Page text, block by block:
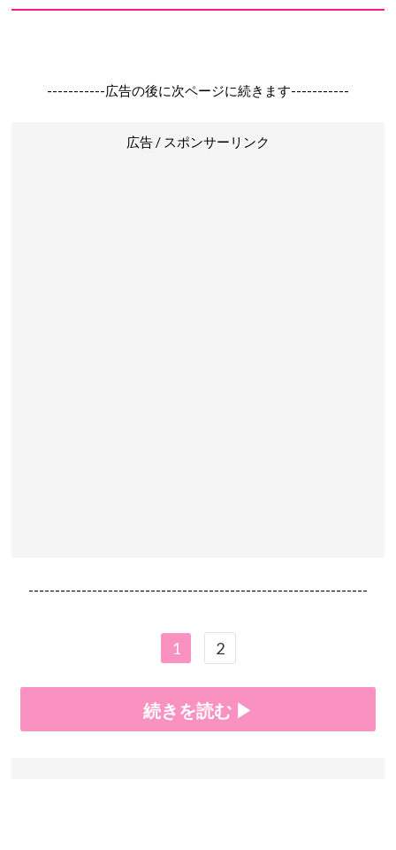
-----------広告の後に次ページに続きます-----------
広告 / スポンサーリンク
----------------------------------------------------------------
1 2
続きを読む ▶